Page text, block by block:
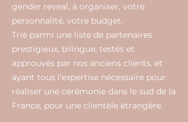
gender reveal, à organiser, votre
personnalité, votre budget.
Trié parmi une liste de partenaires
prestigieux, bilingue, testés et
approuvés par nos anciens clients, et
ayant tous l’expertise nécessaire pour
réaliser une cérémonie dans le sud de la
France, pour une clientèle étrangère.